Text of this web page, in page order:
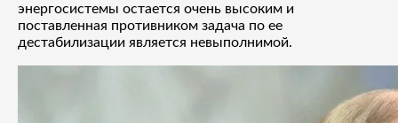
энергосистемы остается очень высоким и
поставленная противником задача по ее
дестабилизации является невыполнимой.